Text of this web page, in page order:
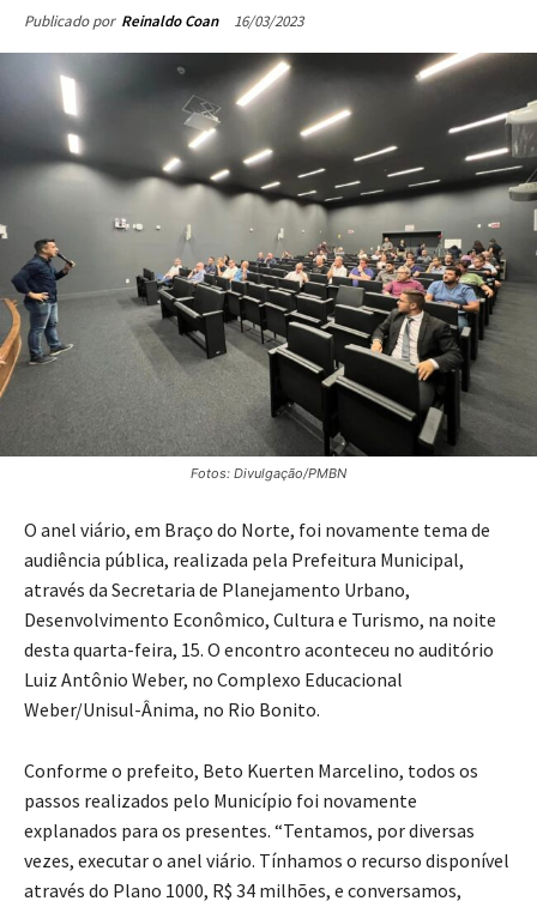
Publicado por Reinaldo Coan 16/03/2023
Fotos: Divulgação/PMBN
O anel viário, em Braço do Norte, foi novamente tema de
audiência pública, realizada pela Prefeitura Municipal,
através da Secretaria de Planejamento Urbano,
Desenvolvimento Econômico, Cultura e Turismo, na noite
desta quarta-feira, 15. O encontro aconteceu no auditório
Luiz Antônio Weber, no Complexo Educacional
Weber/Unisul-Ânima, no Rio Bonito.
Conforme o prefeito, Beto Kuerten Marcelino, todos os
passos realizados pelo Município foi novamente
explanados para os presentes. “Tentamos, por diversas
vezes, executar o anel viário. Tínhamos o recurso disponível
através do Plano 1000, R$ 34 milhões, e conversamos,